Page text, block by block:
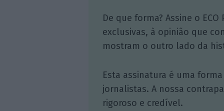
De que forma? Assine o
exclusivas, à opinião que
mostram o outro lado da
Esta assinatura é uma
jornalistas. A nossa
rigoroso e credível.